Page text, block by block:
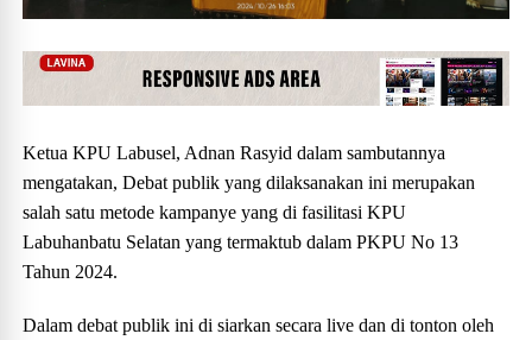
Ketua KPU Labusel, Adnan Rasyid dalam sambutannya
mengatakan, Debat publik yang dilaksanakan ini merupakan
salah satu metode kampanye yang di fasilitasi KPU
Labuhanbatu Selatan yang termaktub dalam PKPU No 13
Tahun 2024.
Dalam debat publik ini di siarkan secara live dan di tonton oleh